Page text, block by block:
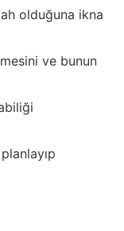
olduğuna ikna
ve bunun
planlayıp